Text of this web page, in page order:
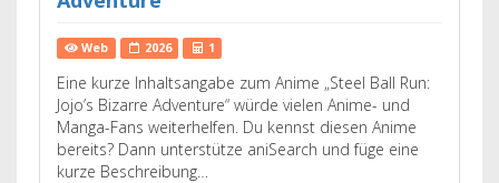
Web 2026 1
Eine kurze Inhaltsangabe zum Anime „Steel Ball Run:
Jojo’s Bizarre Adventure“ würde vielen Anime- und
Manga-Fans weiterhelfen. Du kennst diesen Anime
bereits? Dann unterstütze aniSearch und füge eine
kurze Beschreibung…